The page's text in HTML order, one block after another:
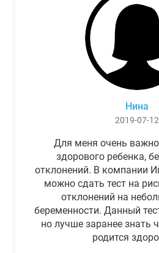
Нина
2019-07-12
Для меня очень
здорового ребенка,
отклонений. В компании
можно сдать тест на
отклонений на
беременности. Данный
но лучше заранее знать
родится